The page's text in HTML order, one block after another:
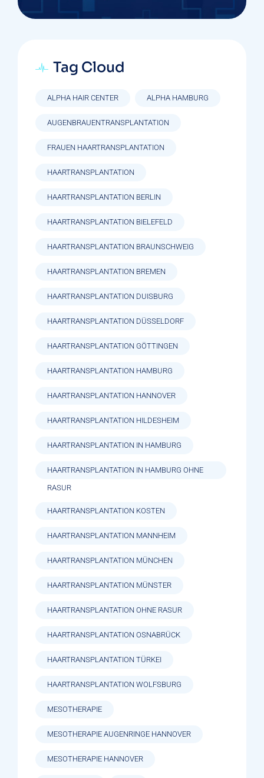
Tag Cloud
ALPHA HAIR CENTER ALPHA HAMBURG
AUGENBRAUENTRANSPLANTATION
FRAUEN HAARTRANSPLANTATION
HAARTRANSPLANTATION
HAARTRANSPLANTATION BERLIN
HAARTRANSPLANTATION BIELEFELD
HAARTRANSPLANTATION BRAUNSCHWEIG
HAARTRANSPLANTATION BREMEN
HAARTRANSPLANTATION DUISBURG
HAARTRANSPLANTATION DÜSSELDORF
HAARTRANSPLANTATION GÖTTINGEN
HAARTRANSPLANTATION HAMBURG
HAARTRANSPLANTATION HANNOVER
HAARTRANSPLANTATION HILDESHEIM
HAARTRANSPLANTATION IN HAMBURG
HAARTRANSPLANTATION IN HAMBURG OHNE
RASUR
HAARTRANSPLANTATION KOSTEN
HAARTRANSPLANTATION MANNHEIM
HAARTRANSPLANTATION MÜNCHEN
HAARTRANSPLANTATION MÜNSTER
HAARTRANSPLANTATION OHNE RASUR
HAARTRANSPLANTATION OSNABRÜCK
HAARTRANSPLANTATION TÜRKEI
HAARTRANSPLANTATION WOLFSBURG
MESOTHERAPIE
MESOTHERAPIE AUGENRINGE HANNOVER
MESOTHERAPIE HANNOVER